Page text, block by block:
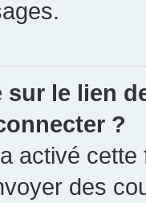
le lien
?
activé
des